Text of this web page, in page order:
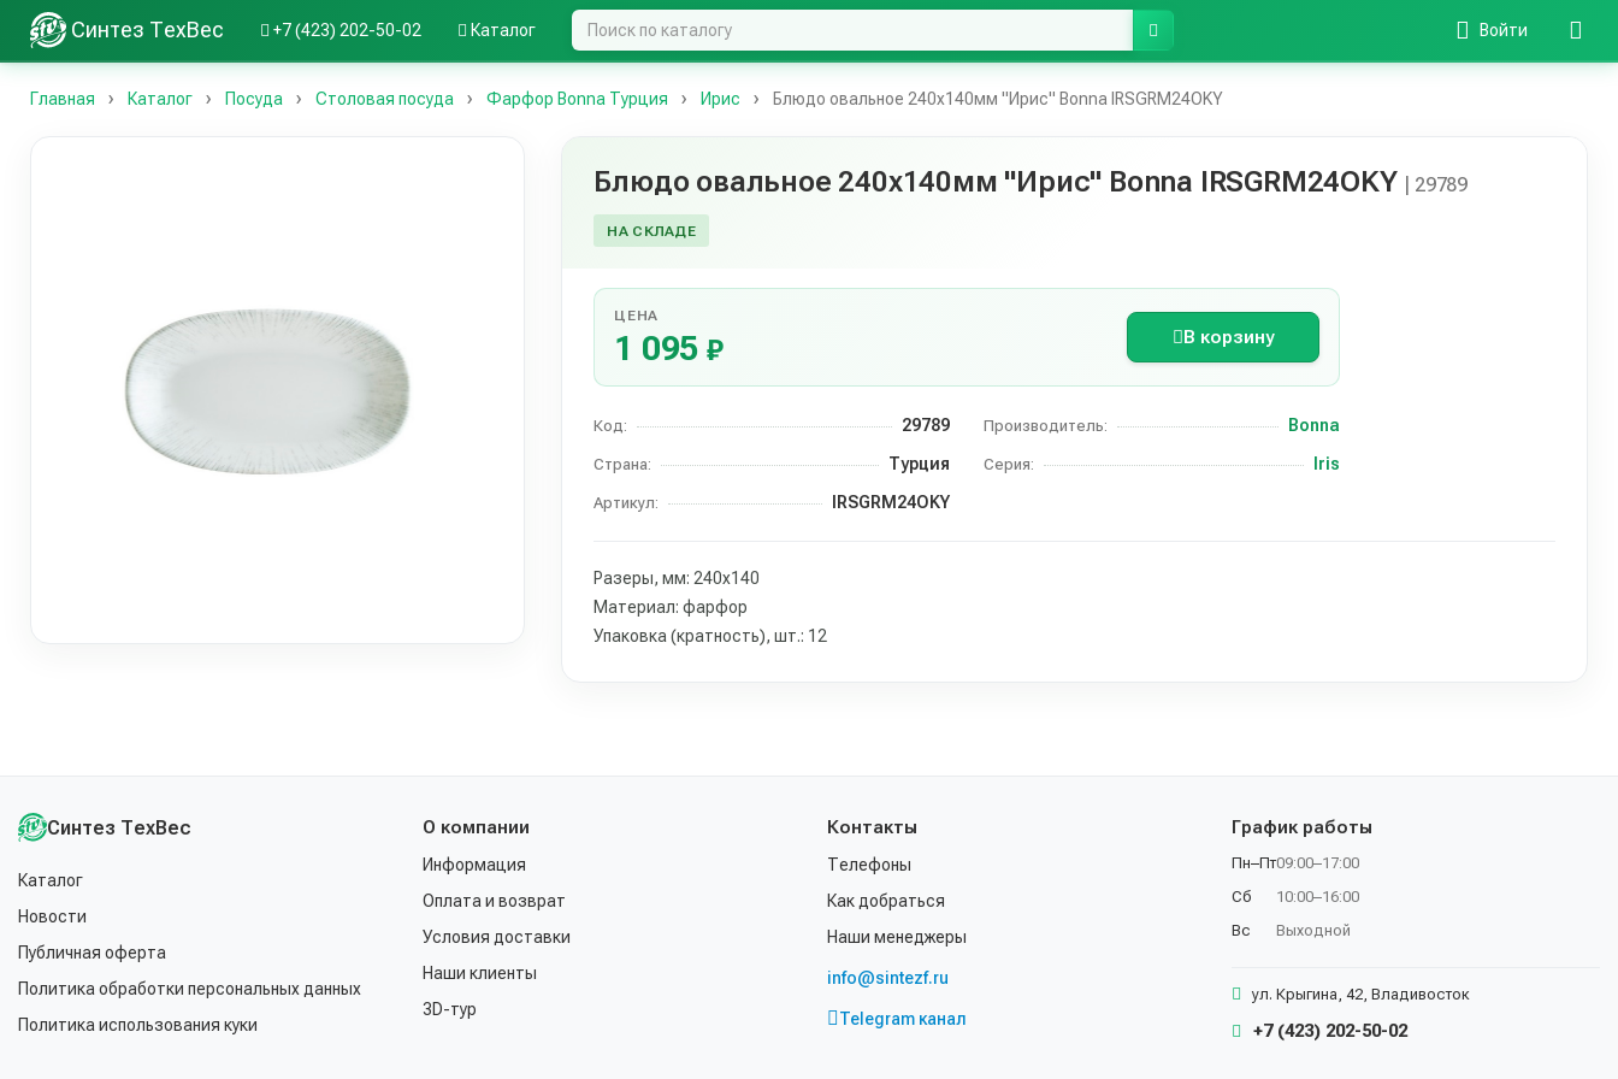
Синтез ТехВес +7 (423) 202-50-02 Каталог Войти
Главная Каталог Посуда Столовая посуда Фарфор Bonna Турция Ирис Блюдо овальное 240х140мм "Ирис" Bonna IRSGRM24OKY
Блюдо овальное 240х140мм "Ирис" Bonna IRSGRM24OKY | 29789
НА СКЛАДЕ
ЦЕНА
1 095 ₽ В корзину
Код: 29789 Производитель: Bonna
Страна: Турция Серия: Iris
Артикул: IRSGRM24OKY
Разеры, мм: 240х140
Материал: фарфор
Упаковка (кратность), шт.: 12
Синтез ТехВес
Каталог
Новости
Публичная оферта
Политика обработки персональных данных
Политика использования куки
О компании
Информация
Оплата и возврат
Условия доставки
Наши клиенты
3D-тур
Контакты
Телефоны
Как добраться
Наши менеджеры
info@sintezf.ru
Telegram канал
График работы
Пн–Пт
Сб
Вс
09:00–17:00
10:00–16:00
Выходной
ул. Крыгина, 42, Владивосток
+7 (423) 202-50-02